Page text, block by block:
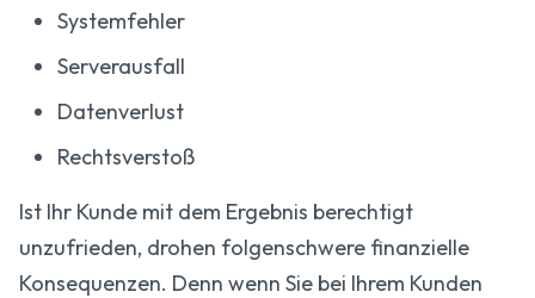
Systemfehler
Serverausfall
Datenverlust
Rechtsverstoß
Ist Ihr Kunde mit dem Ergebnis berechtigt
unzufrieden, drohen folgenschwere finanzielle
Konsequenzen. Denn wenn Sie bei Ihrem Kunden